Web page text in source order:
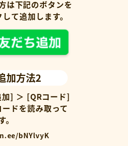
は下記のボタンを
て追加します。
加方法2
] ＞ [QRコード]
ドを読み取って
bNYlvyK